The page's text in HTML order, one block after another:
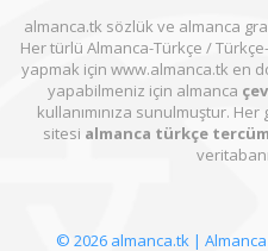
almanca.tk sözlük ve almanca
Her türlü Almanca-Türkçe /
yapmak için www.almanca.tk en
yapabilmeniz için almanca
kullanımınıza sunulmuştur.
sitesi almanca türkçe
© 2026 almanca.tk |